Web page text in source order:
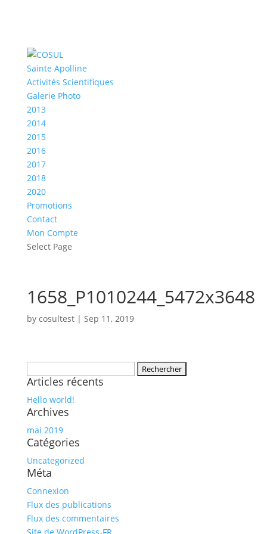
Sainte Apolline
Activités Scientifiques
Galerie Photo
2013
2014
2015
2016
2017
2018
2020
Promotions
Contact
Mon Compte
Select Page
1658_P1010244_5472x3648
by cosultest| Sep 11, 2019
Articles récents
Hello world!
Archives
mai 2019
Catégories
Uncategorized
Méta
Connexion
Flux des publications
Flux des commentaires